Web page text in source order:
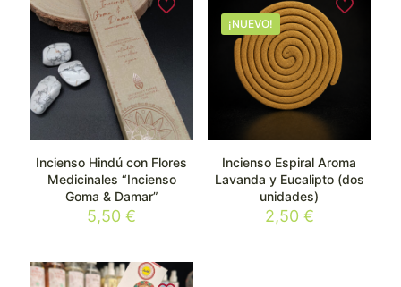
Incienso Hindú con Flores
Medicinales “Incienso
Goma & Damar”
5,50€
¡NUEVO!
Incienso Espiral Aroma
Lavanda y Eucalipto (dos
unidades)
2,50 €